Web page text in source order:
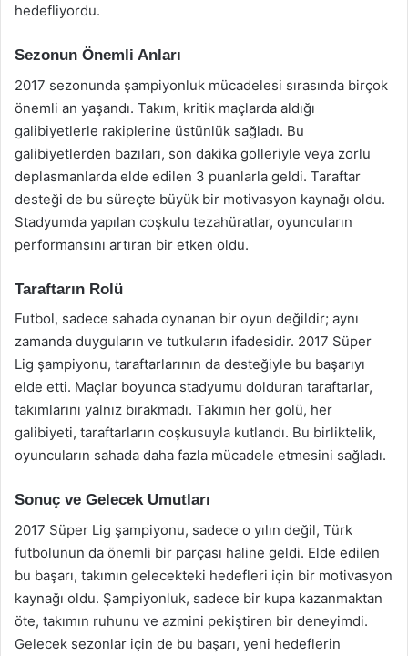
hedefliyordu.
Sezonun Önemli Anları
2017 sezonunda şampiyonluk mücadelesi sırasında birçok
önemli an yaşandı. Takım, kritik maçlarda aldığı
galibiyetlerle rakiplerine üstünlük sağladı. Bu
galibiyetlerden bazıları, son dakika golleriyle veya zorlu
deplasmanlarda elde edilen 3 puanlarla geldi. Taraftar
desteği de bu süreçte büyük bir motivasyon kaynağı oldu.
Stadyumda yapılan coşkulu tezahüratlar, oyuncuların
performansını artıran bir etken oldu.
Taraftarın Rolü
Futbol, sadece sahada oynanan bir oyun değildir; aynı
zamanda duyguların ve tutkuların ifadesidir. 2017 Süper
Lig şampiyonu, taraftarlarının da desteğiyle bu başarıyı
elde etti. Maçlar boyunca stadyumu dolduran taraftarlar,
takımlarını yalnız bırakmadı. Takımın her golü, her
galibiyeti, taraftarların coşkusuyla kutlandı. Bu birliktelik,
oyuncuların sahada daha fazla mücadele etmesini sağladı.
Sonuç ve Gelecek Umutları
2017 Süper Lig şampiyonu, sadece o yılın değil, Türk
futbolunun da önemli bir parçası haline geldi. Elde edilen
bu başarı, takımın gelecekteki hedefleri için bir motivasyon
kaynağı oldu. Şampiyonluk, sadece bir kupa kazanmaktan
öte, takımın ruhunu ve azmini pekiştiren bir deneyimdi.
Gelecek sezonlar için de bu başarı, yeni hedeflerin